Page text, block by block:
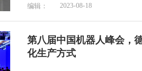
编辑： 2023-08-18
第八届中国机器人峰会，
化生产方式